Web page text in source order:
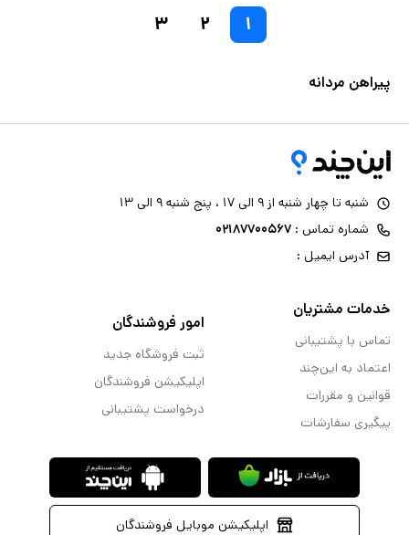
۱ ۲ ۳
پیراهن مردانه
شنبه تا چهار شنبه از ۹ الی ۱۷ ، پنج شنبه ۹ الی ۱۳
شماره تماس : ۰۲۱۸۷۷۰۰۵۶۷
آدرس ایمیل :
خدمات مشتریان
تماس با پشتیبانی
اعتماد به این‌چند
قوانین و مقررات
پیگیری سفارشات
امور فروشندگان
ثبت فروشگاه جدید
اپلیکیشن فروشندگان
درخواست پشتیبانی
اپلیکیشن موبایل فروشندگان